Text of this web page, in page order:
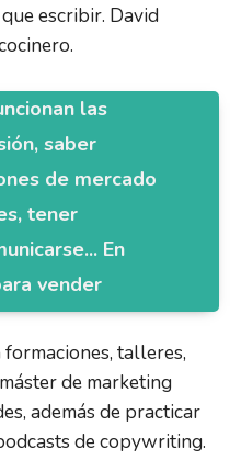
escribir. David
las
saber
de mercado
tener
En
vender
talleres,
de marketing
además de practicar
de copywriting.